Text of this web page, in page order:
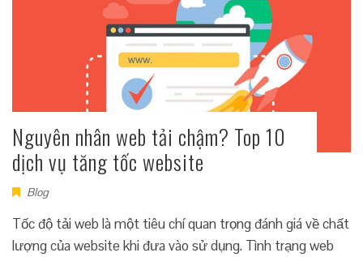
Nguyên nhân web tải chậm? Top 10
dịch vụ tăng tốc website
Blog
Tốc độ tải web là một tiêu chí quan trọng đánh giá về chất
lượng của website khi đưa vào sử dụng. Tình trạng web